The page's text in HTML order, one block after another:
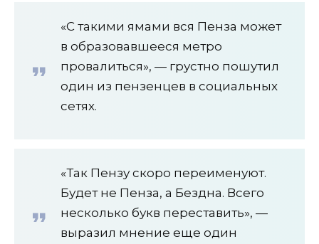
«С такими ямами вся Пенза может
в образовавшееся метро
провалиться», — грустно пошутил
один из пензенцев в социальных
сетях.
«Так Пензу скоро переименуют.
Будет не Пенза, а Бездна. Всего
несколько букв переставить», —
выразил мнение еще один